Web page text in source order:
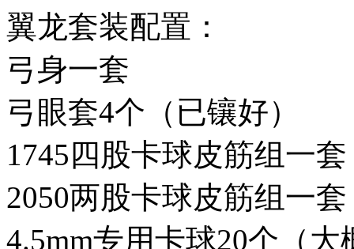
翼龙套装配置：
弓身一套
弓眼套4个（已镶好）
1745四股卡球皮筋组一套
2050两股卡球皮筋组一套
4.5mm专用卡球20个（